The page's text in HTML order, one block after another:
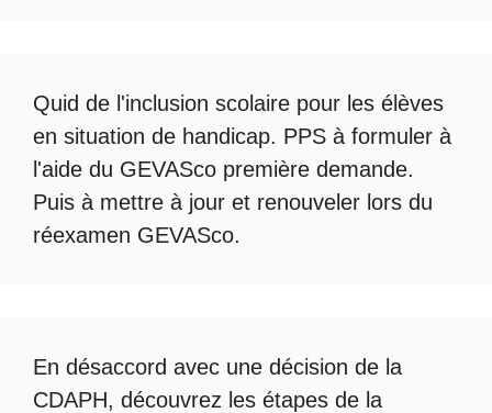
Quid de l'inclusion scolaire pour les élèves
en situation de handicap. PPS à formuler à
l'aide du GEVASco première demande.
Puis à mettre à jour et renouveler lors du
réexamen GEVASco.
En désaccord avec une décision de la
CDAPH, découvrez les étapes de la